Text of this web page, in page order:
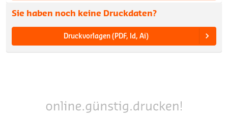
Sie haben noch keine Druckdaten?
Druckvorlagen (PDF, Id, Ai)